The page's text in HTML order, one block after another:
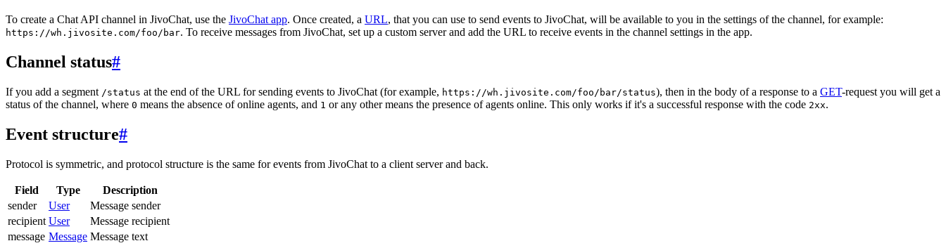
To create a Chat API channel in JivoChat, use the JivoChat app. Once created, a URL, that you can use to send events to JivoChat, will be available to you in the settings of the channel, for example:
https://wh.jivosite.com/foo/bar. To receive messages from JivoChat, set up a custom server and add the URL to receive events in the channel settings in the app.
Channel status#
If you add a segment /status at the end of the URL for sending events to JivoChat (for example, https://wh.jivosite.com/foo/bar/status), then in the body of a response to a GET-request you will get a
status of the channel, where 0 means the absence of online agents, and 1 or any other means the presence of agents online. This only works if it's a successful response with the code 2xx.
Event structure#
Protocol is symmetric, and protocol structure is the same for events from JivoChat to a client server and back.
Field Type
Description
sender
User
Message sender
recipient User
Message recipient
message Message Message text